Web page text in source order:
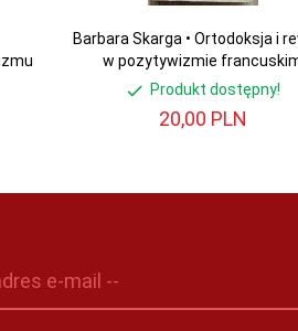
Barbara Skarga • Ortodoksja i
w pozytywizmie
Produkt dostępny!
20,00 PLN
e-mail --